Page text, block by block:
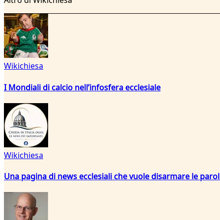
Wikichiesa
I Mondiali di calcio nell’infosfera ecclesiale
Wikichiesa
Una pagina di news ecclesiali che vuole disarmare le